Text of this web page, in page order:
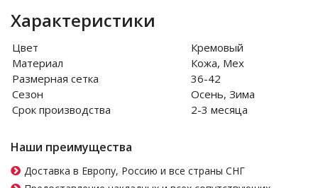
Характеристики
Цвет
Кремовый
Материал
Кожа, Мех
Размерная сетка
36-42
Сезон
Осень, Зима
Срок производства
2-3 месяца
Наши преимущества
Доставка в Европу, Россию и все страны СНГ